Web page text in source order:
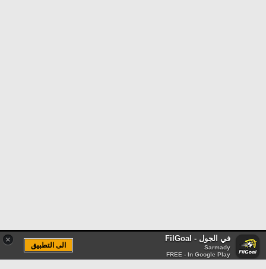
× في الجول - FilGoal
Sarmady
FREE - In Google Play
الى التطبيق